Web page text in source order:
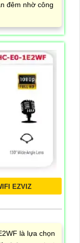
đêm nhờ công
EZVIZ
là lựa chọn